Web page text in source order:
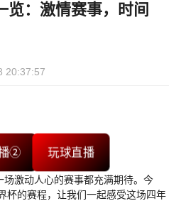
览：激情赛事，时间
20:37:57
② 玩球直播
激动人心的赛事都充满期待。今
杯的赛程，让我们一起感受这场四年